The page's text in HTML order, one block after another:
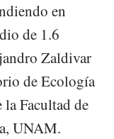
en
de 1.6
Zaldivar
de Ecología
la Facultad de
UNAM.